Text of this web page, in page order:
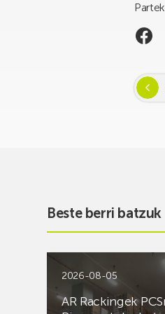
Beste berri batzuk
2026-08-05
AR Rackingek